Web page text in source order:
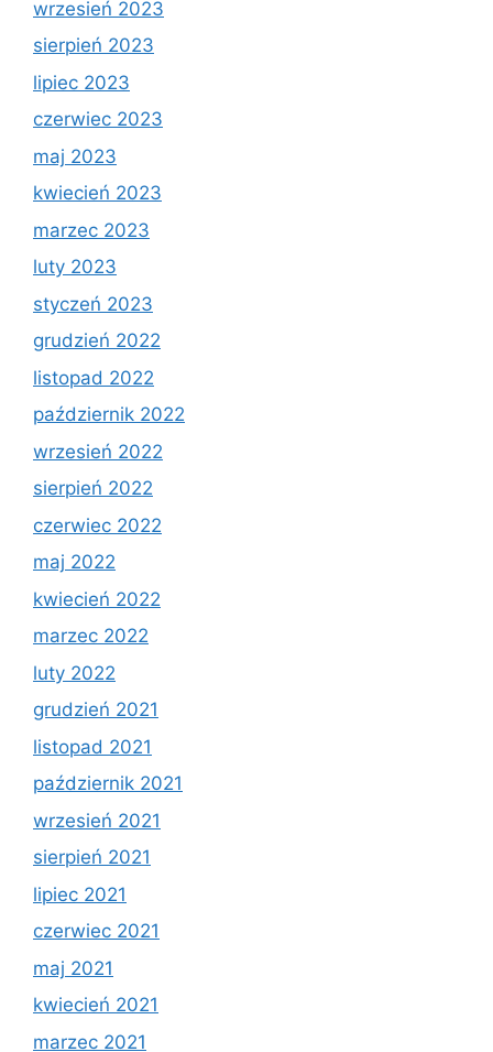
wrzesień 2023
sierpień 2023
lipiec 2023
czerwiec 2023
maj 2023
kwiecień 2023
marzec 2023
luty 2023
styczeń 2023
grudzień 2022
listopad 2022
październik 2022
wrzesień 2022
sierpień 2022
czerwiec 2022
maj 2022
kwiecień 2022
marzec 2022
luty 2022
grudzień 2021
listopad 2021
październik 2021
wrzesień 2021
sierpień 2021
lipiec 2021
czerwiec 2021
maj 2021
kwiecień 2021
marzec 2021